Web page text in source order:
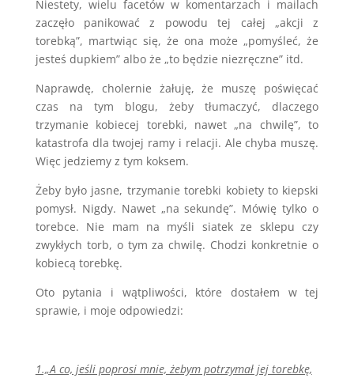
Niestety, wielu facetów w komentarzach i mailach
zaczęło panikować z powodu tej całej „akcji z
torebką”, martwiąc się, że ona może „pomyśleć, że
jesteś dupkiem” albo że „to będzie niezręczne” itd.
Naprawdę, cholernie żałuję, że muszę poświęcać
czas na tym blogu, żeby tłumaczyć, dlaczego
trzymanie kobiecej torebki, nawet „na chwilę”, to
katastrofa dla twojej ramy i relacji. Ale chyba muszę.
Więc jedziemy z tym koksem.
Żeby było jasne, trzymanie torebki kobiety to kiepski
pomysł. Nigdy. Nawet „na sekundę”. Mówię tylko o
torebce. Nie mam na myśli siatek ze sklepu czy
zwykłych torb, o tym za chwilę. Chodzi konkretnie o
kobiecą torebkę.
Oto pytania i wątpliwości, które dostałem w tej
sprawie, i moje odpowiedzi:
1.„A co, jeśli poprosi mnie, żebym potrzymał jej torebkę,